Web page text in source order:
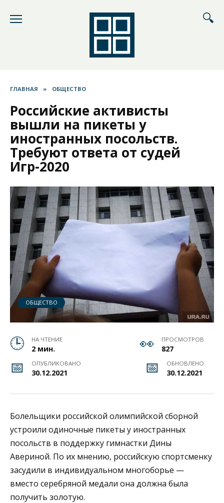
ГЛАВНАЯ » ОБЩЕСТВО
Российские активисты
вышли на пикеты у
иностранных посольств.
Требуют ответа от судей
Игр-2020
ОБЩЕСТВО
НА ЧТЕНИЕ
2 мин.
ПРОСМОТРОВ
827
ОПУБЛИКОВАНО
30.12.2021
ОБНОВЛЕНО
30.12.2021
Болельщики российской олимпийской сборной
устроили одиночные пикеты у иностранных
посольств в поддержку гимнастки Дины
Авериной. По их мнению, российскую спортсменку
засудили в индивидуальном многоборье —
вместо серебряной медали она должна была
получить золотую.